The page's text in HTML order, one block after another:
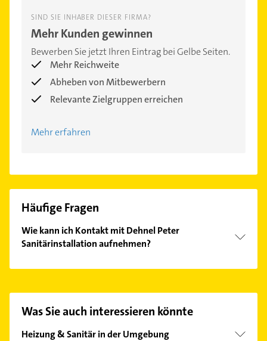
SIND SIE INHABER DIESER FIRMA?
Mehr Kunden gewinnen
Bewerben Sie jetzt Ihren Eintrag bei Gelbe Seiten.
Mehr Reichweite
Abheben von Mitbewerbern
Relevante Zielgruppen erreichen
Mehr erfahren
Häufige Fragen
Wie kann ich Kontakt mit Dehnel Peter
Sanitärinstallation aufnehmen?
Hier finden Sie alleKontaktdaten
Was Sie auch interessieren könnte
Heizung & Sanitär in der Umgebung